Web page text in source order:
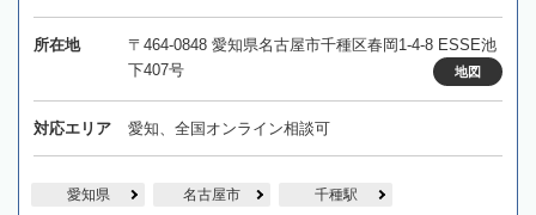
所在地
〒464-0848 愛知県名古屋市千種区春岡1-4-8 ESSE池
下407号
地図
対応エリア 愛知、全国オンライン相談可
愛知県 名古屋市 千種駅